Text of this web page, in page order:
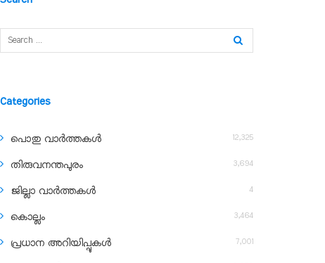
Categories
പൊതു വാർത്തകൾ 12,325
തിരുവനന്തപുരം 3,694
ജില്ലാ വാർത്തകൾ 4
കൊല്ലം 3,464
പ്രധാന അറിയിപ്പുകൾ 7,001